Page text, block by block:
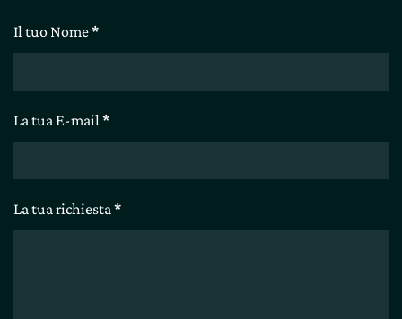
Il tuo Nome*
La tua E-mail*
La tua richiesta*